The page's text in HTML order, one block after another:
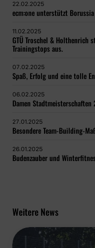
22.02.2025
ecm:one unterstützt
11.02.2025
GTÜ Troschel & Holthenrich
Trainingstops aus.
07.02.2025
Spaß, Erfolg und eine tolle
06.02.2025
Damen Stadtmeisterschaften
27.01.2025
Besondere Team-Building-
26.01.2025
Budenzauber und
Weitere News